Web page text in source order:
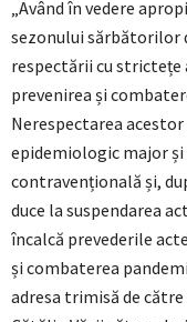
„Având în vedere
sezonului sărbătorilor
respectării cu
prevenirea și
Nerespectarea
epidemiologic major și
contravențională și,
duce la suspendarea
încalcă prevederile
și combaterea
adresa trimisă de